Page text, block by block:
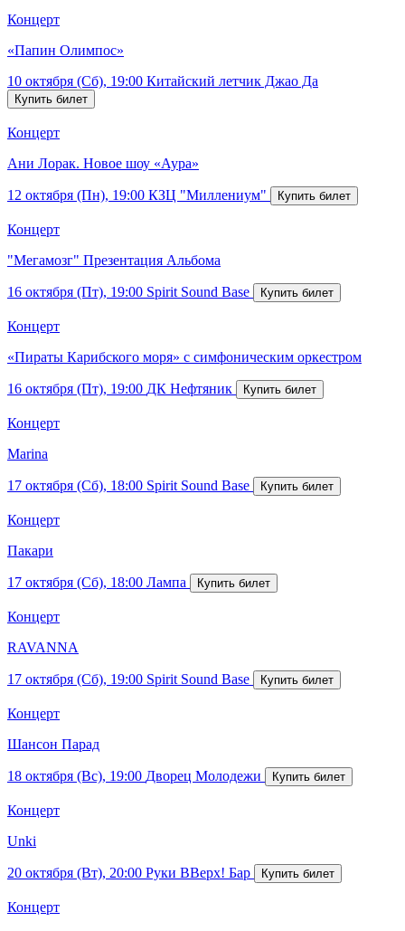
Концерт
«Папин Олимпос»
10 октября (Сб), 19:00 Китайский летчик Джао Да
Концерт
Ани Лорак. Новое шоу «Аура»
12 октября (Пн), 19:00 КЗЦ "Миллениум"
Концерт
"Мегамозг" Презентация Альбома
16 октября (Пт), 19:00 Spirit Sound Base
Концерт
«Пираты Карибского моря» с симфоническим оркестром
16 октября (Пт), 19:00 ДК Нефтяник
Концерт
Marina
17 октября (Сб), 18:00 Spirit Sound Base
Концерт
Пакари
17 октября (Сб), 18:00 Лампа
Концерт
RAVANNA
17 октября (Сб), 19:00 Spirit Sound Base
Концерт
Шансон Парад
18 октября (Вс), 19:00 Дворец Молодежи
Концерт
Unki
20 октября (Вт), 20:00 Руки ВВерх! Бар
Концерт